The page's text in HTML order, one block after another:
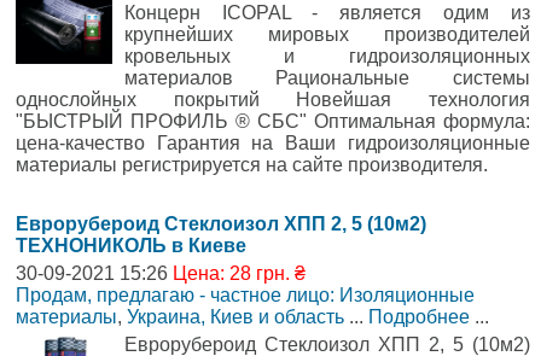
Концерн ICOPAL - является одим из
крупнейших мировых производителей
кровельных и гидроизоляционных
материалов Рациональные системы
однослойных покрытий Новейшая технология
"БЫСТРЫЙ ПРОФИЛЬ ® СБС" Оптимальная формула:
цена-качество Гарантия на Ваши гидроизоляционные
материалы регистрируется на сайте производителя.
Еврорубероид Стеклоизол ХПП 2, 5 (10м2)
ТЕХНОНИКОЛЬ в Киеве
30-09-2021 15:26 Цена: 28 грн. ₴
Продам, предлагаю - частное лицо: Изоляционные
материалы, Украина, Киев и область ... Подробнее ...
Еврорубероид Стеклоизол ХПП 2, 5 (10м2)